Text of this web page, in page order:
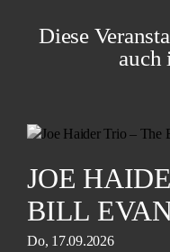
Diese
auch
JOE
BILL
Do, 17.09.2026